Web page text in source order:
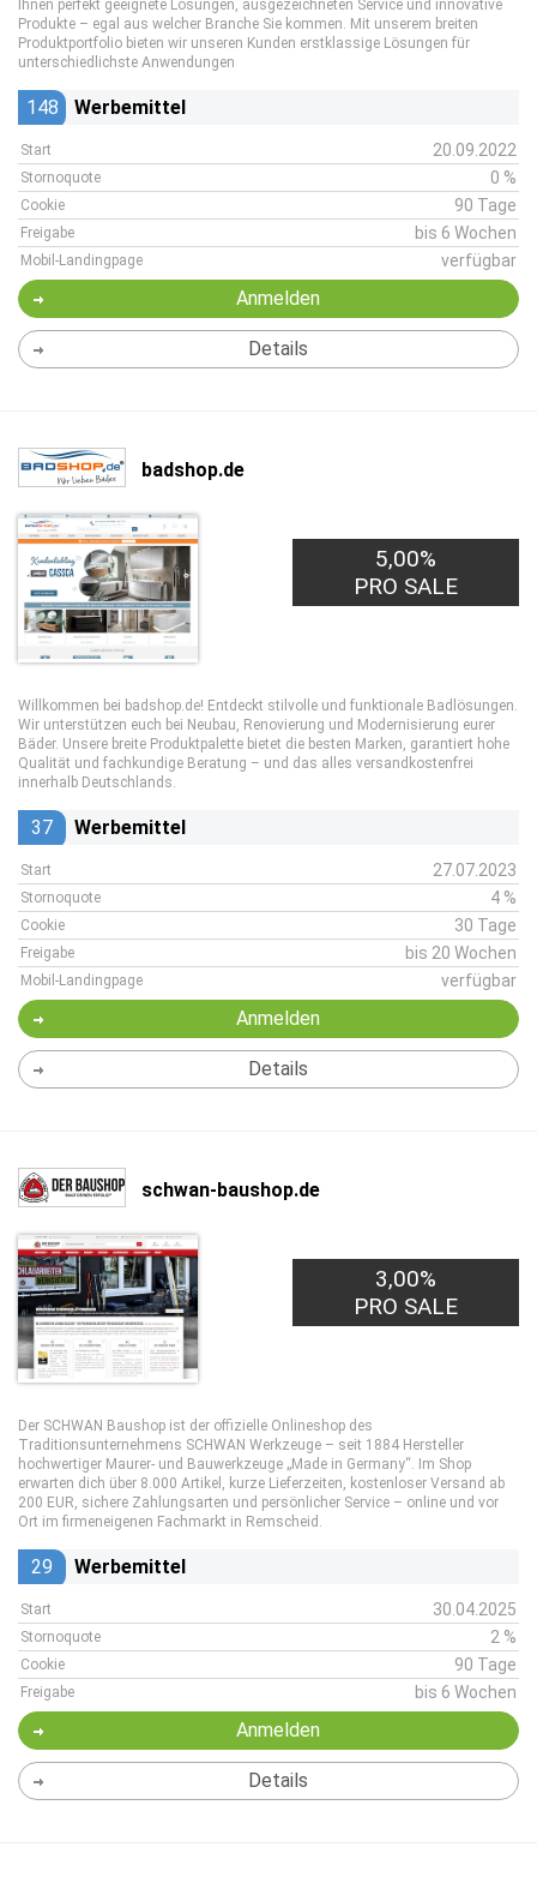
Ihnen perfekt geeignete Lösungen, ausgezeichneten Service und innovative
Produkte – egal aus welcher Branche Sie kommen. Mit unserem breiten
Produktportfolio bieten wir unseren Kunden erstklassige Lösungen für
unterschiedlichste Anwendungen
148 Werbemittel
Start 20.09.2022
Stornoquote 0 %
Cookie 90 Tage
Freigabe bis 6 Wochen
Mobil-Landingpage verfügbar
Anmelden
Details
badshop.de
5,00%
PRO SALE
Willkommen bei badshop.de! Entdeckt stilvolle und funktionale Badlösungen.
Wir unterstützen euch bei Neubau, Renovierung und Modernisierung eurer
Bäder. Unsere breite Produktpalette bietet die besten Marken, garantiert hohe
Qualität und fachkundige Beratung – und das alles versandkostenfrei
innerhalb Deutschlands.
37 Werbemittel
Start 27.07.2023
Stornoquote 4 %
Cookie 30 Tage
Freigabe bis 20 Wochen
Mobil-Landingpage verfügbar
Anmelden
Details
schwan-baushop.de
3,00%
PRO SALE
Der SCHWAN Baushop ist der offizielle Onlineshop des
Traditionsunternehmens SCHWAN Werkzeuge – seit 1884 Hersteller
hochwertiger Maurer- und Bauwerkzeuge „Made in Germany“. Im Shop
erwarten dich über 8.000 Artikel, kurze Lieferzeiten, kostenloser Versand ab
200 EUR, sichere Zahlungsarten und persönlicher Service – online und vor
Ort im firmeneigenen Fachmarkt in Remscheid.
29 Werbemittel
Start 30.04.2025
Stornoquote 2 %
Cookie 90 Tage
Freigabe bis 6 Wochen
Anmelden
Details